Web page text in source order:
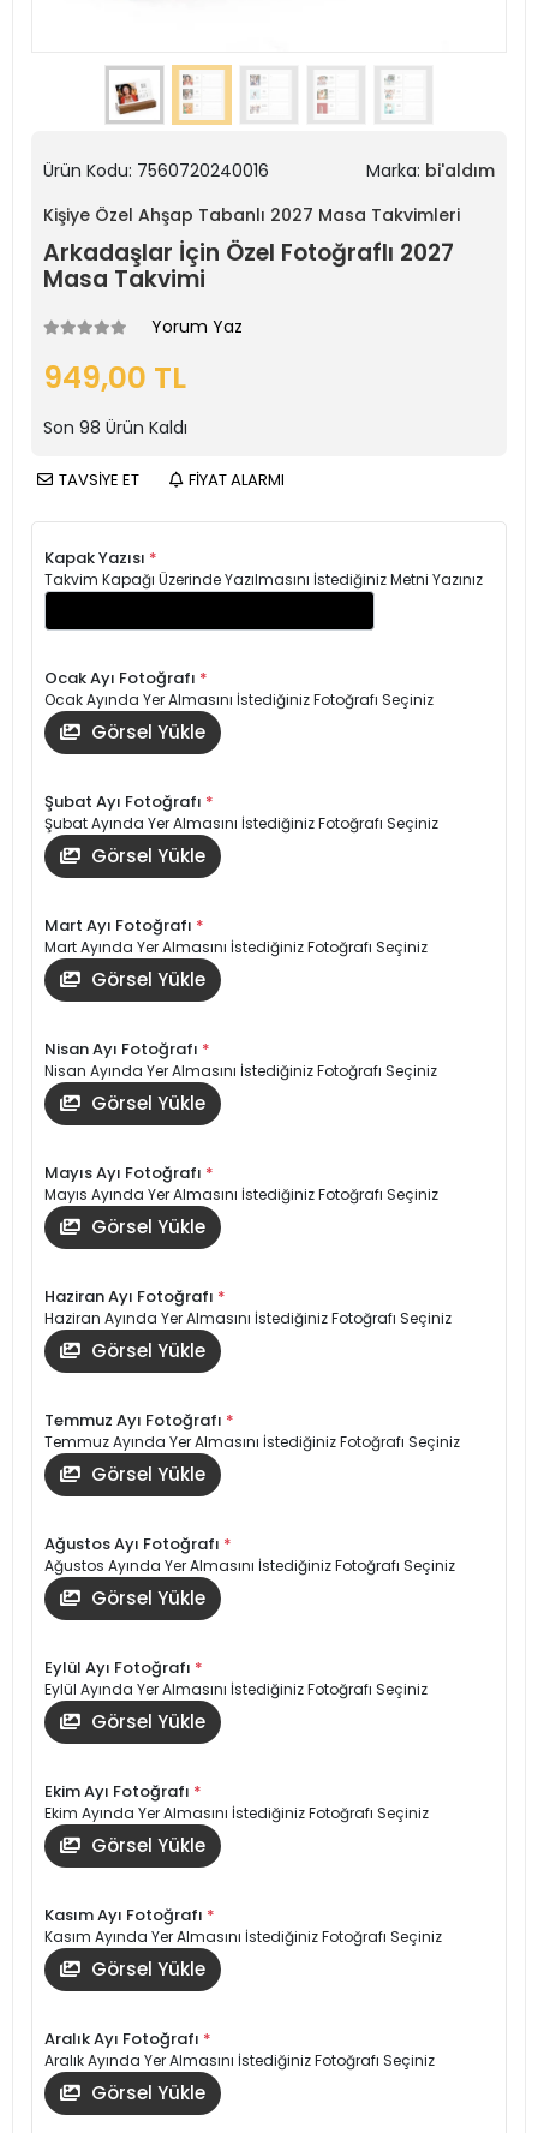
Ürün Kodu: 7560720240016 Marka: bi'aldım
Kişiye Özel Ahşap Tabanlı 2027 Masa Takvimleri
Arkadaşlar İçin Özel Fotoğraflı 2027
Masa Takvimi
Yorum Yaz
949,00 TL
Son 98 Ürün Kaldı
TAVSİYE ET FİYAT ALARMI
Kapak Yazısı *
Takvim Kapağı Üzerinde Yazılmasını İstediğiniz Metni Yazınız
Ocak Ayı Fotoğrafı *
Ocak Ayında Yer Almasını İstediğiniz Fotoğrafı Seçiniz
Görsel Yükle
Şubat Ayı Fotoğrafı *
Şubat Ayında Yer Almasını İstediğiniz Fotoğrafı Seçiniz
Görsel Yükle
Mart Ayı Fotoğrafı *
Mart Ayında Yer Almasını İstediğiniz Fotoğrafı Seçiniz
Görsel Yükle
Nisan Ayı Fotoğrafı *
Nisan Ayında Yer Almasını İstediğiniz Fotoğrafı Seçiniz
Görsel Yükle
Mayıs Ayı Fotoğrafı *
Mayıs Ayında Yer Almasını İstediğiniz Fotoğrafı Seçiniz
Görsel Yükle
Haziran Ayı Fotoğrafı *
Haziran Ayında Yer Almasını İstediğiniz Fotoğrafı Seçiniz
Görsel Yükle
Temmuz Ayı Fotoğrafı *
Temmuz Ayında Yer Almasını İstediğiniz Fotoğrafı Seçiniz
Görsel Yükle
Ağustos Ayı Fotoğrafı *
Ağustos Ayında Yer Almasını İstediğiniz Fotoğrafı Seçiniz
Görsel Yükle
Eylül Ayı Fotoğrafı *
Eylül Ayında Yer Almasını İstediğiniz Fotoğrafı Seçiniz
Görsel Yükle
Ekim Ayı Fotoğrafı *
Ekim Ayında Yer Almasını İstediğiniz Fotoğrafı Seçiniz
Görsel Yükle
Kasım Ayı Fotoğrafı *
Kasım Ayında Yer Almasını İstediğiniz Fotoğrafı Seçiniz
Görsel Yükle
Aralık Ayı Fotoğrafı *
Aralık Ayında Yer Almasını İstediğiniz Fotoğrafı Seçiniz
Görsel Yükle